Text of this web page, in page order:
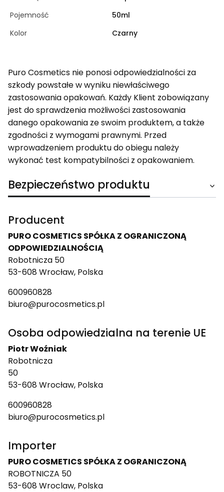
Pojemność
50ml
Kolor
Czarny
Puro Cosmetics nie ponosi odpowiedzialności za
szkody powstałe w wyniku niewłaściwego
zastosowania opakowań. Każdy Klient zobowiązany
jest do sprawdzenia możliwości zastosowania
danego opakowania ze swoim produktem, a także
zgodności z wymogami prawnymi. Przed
wprowadzeniem produktu do obiegu należy
wykonać test kompatybilności z opakowaniem.
Bezpieczeństwo produktu
Producent
PURO COSMETICS SPÓŁKA Z OGRANICZONĄ
ODPOWIEDZIALNOŚCIĄ
Robotnicza 50
53-608 Wrocław, Polska
600960828
biuro@purocosmetics.pl
Osoba odpowiedzialna na terenie UE
Piotr Woźniak
Robotnicza
50
53-608 Wrocław, Polska
600960828
biuro@purocosmetics.pl
Importer
PURO COSMETICS SPÓŁKA Z OGRANICZONĄ
ROBOTNICZA 50
53-608 Wroclaw, Polska